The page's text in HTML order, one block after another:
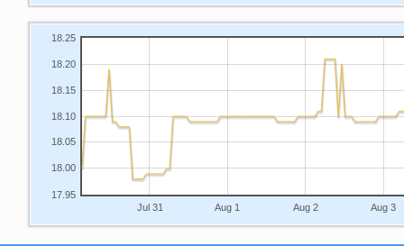
Jul 31 Aug 1 Aug 2 Aug 3
17.95
18.00
18.05
18.10
18.15
18.20
18.25